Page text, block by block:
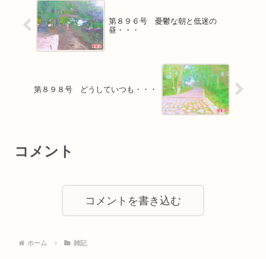
第８９６号 憂鬱な朝と低迷の
昼・・・
第８９８号 どうしていつも・・・
コメント
コメントを書き込む
ホーム 雑記